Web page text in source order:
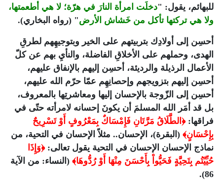
للبهائم، يقول: "دخلَت امرأة النارَ في هرّة؛ لا هي أطعمتها،
ولا هي تركتها تأكل من خَشاش الأرض" (رواه البخاري).
أحسِن إلى أولادِك بتربيتهم على الخير وبتوجيهِهم لطرقِ
الهدى، وحملهم على الأخلاقِ الفاضلة، والنأيِ بهم عن كلّ
الأعمال الرذيلة والرديئة، أحسِن إليهم بالإنفاق عليهم،
أحسِن إليهم بتزويجهم وإحصانِهِم عمّا حرّم الله عليهم،
أحسِن إلى الزّوجة بالإحسان إليها ومعاشرتِها بالمعروف،
بل قد أمَر الله المسلمَ أن يكونَ إحسانه لامرأته حتّى في
فراقها:﴿الطَّلَاقُ مَرَّتَانِ فَإِمْسَاكٌ بِمَعْرُوفٍ أَوْ تَسْرِيحٌ
بِإِحْسَانٍ﴾ (البقرة)، الإحسان.. مثلاً الإحسان في التحية، من
نماذج الإحسان الإحسان في التحية يقول تعالى:﴿وَإِذَا
حُيِّيْتُم بِتَحِيَّةٍ فَحَيُّواْ بِأَحْسَنَ مِنْهَا أَوْ رُدُّوهَا﴾ (النساء: من الآية
86).